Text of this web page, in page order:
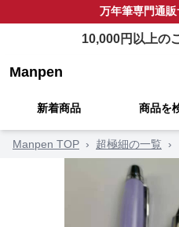
万年筆専門通販
10,000円以上の
Manpen
新着商品 商品を
Manpen TOP › 超極細の一覧 ›